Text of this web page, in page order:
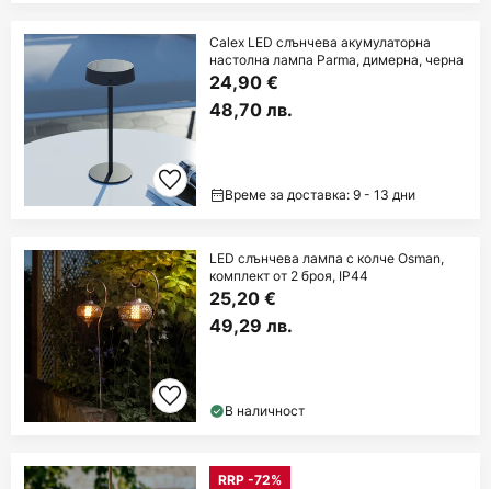
Calex LED слънчева акумулаторна
настолна лампа Parma, димерна, черна
24,90 €
48,70 лв.
Време за доставка: 9 - 13 дни
LED слънчева лампа с колче Osman,
комплект от 2 броя, IP44
25,20 €
49,29 лв.
В наличност
RRP -72%